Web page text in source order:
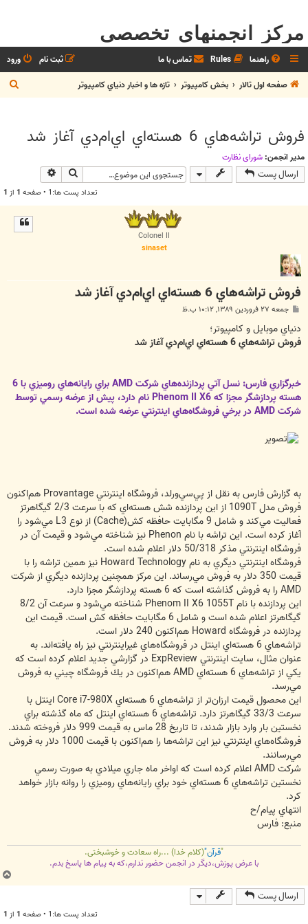
مرکز انجمنهای تخصصی
راهنما Rules تماس با ما ورود
ثبت نام
صفحه اول تالار
بخش كامپيوتر تازه ها و اخبار دنياي کامپيوتر
س
فروش تراشه‌هاي 6 هسته‌اي اي‌ام‌دي آغاز شد
مدیر انجمن: شوراي نظارت
ارسال پست جستجو
تعداد پست ها:1 • صفحه 1 از 1
Colonel II
sinaset
فروش تراشه‌هاي 6 هسته‌اي اي‌ام‌دي آغاز شد
ت
جمعه ۲۷ فروردین ۱۳۸۹, ۱۰:۱۲ ب.ظ
دنياي موبايل و كامپيوتر؛
فروش تراشه‌هاي 6 هسته‌اي اي‌ام‌دي آغاز شد
خبرگزاري فارس: نسل آتي پردازنده‌هاي شركت AMD براي رايانه‌هاي روميزي با 6
هسته پردازشگر مجزا كه Phenom II X6 نام دارد، پيش از عرضه رسمي توسط
شركت AMD در برخي فروشگاه‌هاي اينترنتي عرضه شده است.
به گزارش فارس به نقل از پي‌سي‌ورلد، فروشگاه اينترنتي Provantage هم‌اكنون
فروش مدل 1090T از اين پردازنده شش هسته‌اي كه با سرعت 2/3 گيگاهرتز
فعاليت مي‌كند و شامل 9 مگابايت حافظه كش(Cache) از نوع L3 مي‌شود را
آغاز كرده است. اين تراشه با نام Phenon نيز شناخته مي‌شود و قيمت آن در
فروشگاه اينترنتي مذكر 50/318 دلار اعلام شده است.
فروشگاه اينترنتي ديگري به نام Howard Technology نيز همين تراشه را با
قيمت 350 دلار به فروش مي‌رساند. اين مركز همچنين پردازنده ديگري از شركت
AMD را به فروش گذاشته است كه 6 هسته پردازشگر مجزا دارد.
اين پردازنده با نام Phenom II X6 1055T شناخته مي‌شود و سرعت آن 8/2
گيگاهرتز اعلام شده است و شامل 6 مگابايت حافظه كش است. قيمت اين
پردازنده در فروشگاه Howard هم‌اكنون 240 دلار است.
تراشه‌هاي 6 هسته‌اي اينتل در فروشگاه‌هاي غيراينترنتي نيز راه يافته‌اند. به
عنوان مثال، سايت اينترنتي ExpReview در گزارشي جديد اعلام كرده است كه
يكي از تراشه‌هاي 6 هسته‌اي AMD هم‌اكنون در يك فروشگاه چيني به فروش
مي‌رسد.
اين محصول قيمت ارزان‌تر از تراشه‌هاي 6 هسته‌اي Core i7-980X اينتل با
سرعت 33/3 گيگاهرتز دارد. تراشه‌هاي 6 هسته‌اي اينتل كه ماه گذشته براي
نخستين بار وارد بازار شدند، تا تاريخ 28 ماس به قيمت ‌999 دلار فروخته شدند.
فروشگاه‌هاي اينترنتي نيز اين تراشه‌ها را هم‌اكنون با قيمت 1000 دلار به فروش
مي‌رسانند.
شركت AMD اعلام كرده است كه اواخر ماه جاري ميلادي به صورت رسمي
نخستين تراشه‌هاي 6 هسته‌اي خود براي رايانه‌هاي روميزي را روانه بازار خواهد
كرد.
انتهاي پيام/ح
منبع: فارس
"قرآن"(کلام خدا) ...راه سعادت و خوشبختی.
با عرض پوزش،دیگر در انجمن حضور ندارم،که به پیام ها پاسخ بدم.
ارسال پست
تعداد پست ها:1 • صفحه 1 از 1